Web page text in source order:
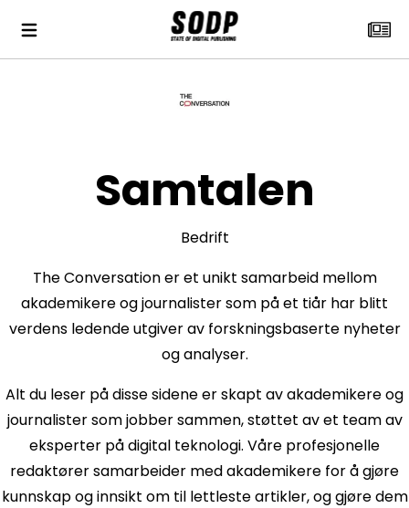
Samtalen
Bedrift
The Conversation er et unikt samarbeid mellom
akademikere og journalister som på et tiår har blitt
verdens ledende utgiver av forskningsbaserte nyheter
og analyser.
Alt du leser på disse sidene er skapt av akademikere og
journalister som jobber sammen, støttet av et team av
eksperter på digital teknologi. Våre profesjonelle
redaktører samarbeider med akademikere for å gjøre
kunnskap og innsikt om til lettleste artikler, og gjøre dem